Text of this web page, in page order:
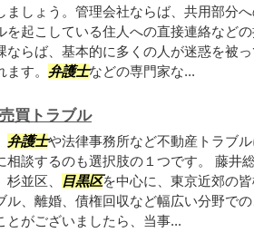
ましょう。管理会社ならば、共用部分
を起こしている住人への直接連絡など
ならば、基本的に多くの人が迷惑を被
ます。 弁護士などの専門家な...
買トラブル
弁護士や法律事務所など不動産トラブ
相談するのも選択肢の１つです。 藤井
杉並区、
目黒区を中心に、東京近郊の
ル、離婚、債権回収など幅広い分野で
とがございましたら、当事...